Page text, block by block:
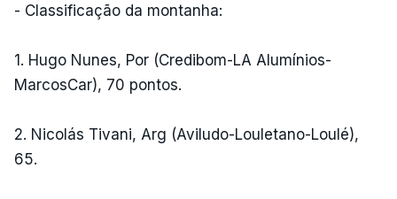
- Classificação da montanha:
1. Hugo Nunes, Por (Credibom-LA Alumínios-
MarcosCar), 70 pontos.
2. Nicolás Tivani, Arg (Aviludo-Louletano-Loulé),
65.